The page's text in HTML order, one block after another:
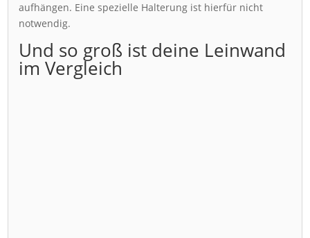
aufhängen. Eine spezielle Halterung ist hierfür nicht
notwendig.
Und so groß ist deine Leinwand
im Vergleich